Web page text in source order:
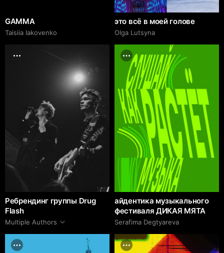
GAMMA
Taisiia Iakovenko
это всё в моей голове
Olga Lutsyna
Ребрендинг группы Drug
Flash
Multiple Authors
айдентика музыкального
фестиваля ДИКАЯ МЯТА
Serafima Degtyareva